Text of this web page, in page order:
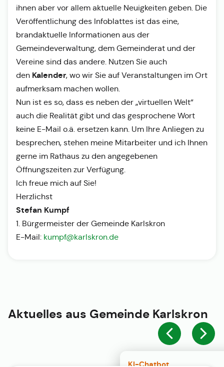
KI-Chatbot
ihnen aber vor allem aktuelle Neuigkeiten geben. Die
Veröffentlichung des Infoblattes ist das eine,
brandaktuelle Informationen aus der
Gemeindeverwaltung, dem Gemeinderat und der
Vereine sind das andere. Nutzen Sie auch
den Kalender, wo wir Sie auf Veranstaltungen im Ort
aufmerksam machen wollen.
Nun ist es so, dass es neben der „virtuellen Welt“
auch die Realität gibt und das gesprochene Wort
keine E-Mail o.ä. ersetzen kann. Um Ihre Anliegen zu
besprechen, stehen meine Mitarbeiter und ich Ihnen
gerne im Rathaus zu den angegebenen
Öffnungszeiten zur Verfügung.
Ich freue mich auf Sie!
Herzlichst
Stefan Kumpf
1. Bürgermeister der Gemeinde Karlskron
E-Mail: kumpf@karlskron.de
Aktuelles aus Gemeinde Karlskron